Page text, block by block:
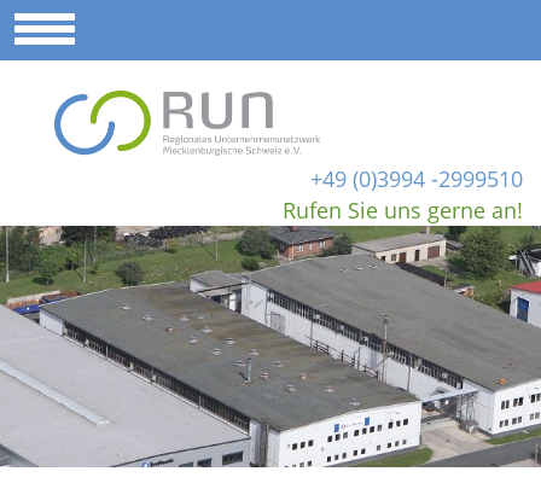
+49 (0)3994 -2999510
Rufen Sie uns gerne an!